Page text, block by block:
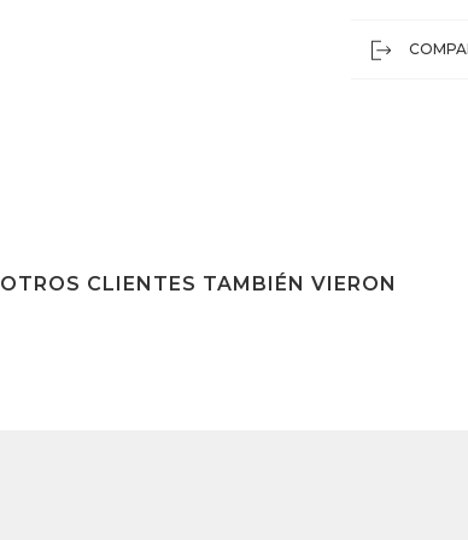
OTROS CLIENTES TAMBIÉN VIERON